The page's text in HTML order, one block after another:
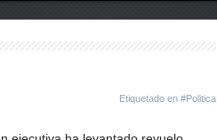
Etiquetado en #Politica